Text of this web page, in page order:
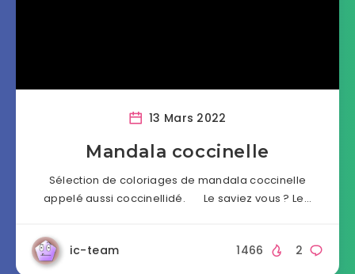
13 Mars 2022
Mandala coccinelle
Sélection de coloriages de mandala coccinelle
appelé aussi coccinellidé. Le saviez vous ? Le…
ic-team 2
1466